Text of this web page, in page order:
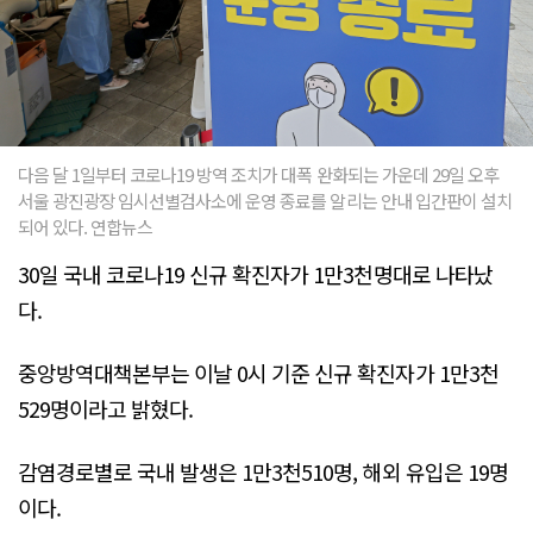
다음 달 1일부터 코로나19 방역 조치가 대폭 완화되는 가운데 29일 오후
서울 광진광장 임시선별검사소에 운영 종료를 알리는 안내 입간판이 설치
되어 있다. 연합뉴스
30일 국내 코로나19 신규 확진자가 1만3천명대로 나타났
다.
중앙방역대책본부는 이날 0시 기준 신규 확진자가 1만3천
529명이라고 밝혔다.
감염경로별로 국내 발생은 1만3천510명, 해외 유입은 19명
이다.